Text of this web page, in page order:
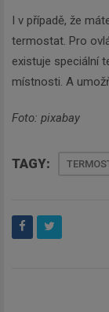
I v případě, že
termostat. Pro
existuje speciální
místnosti. A
Foto: pixabay
TAGY: